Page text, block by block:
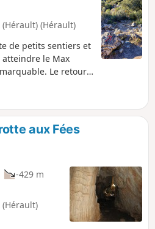
(Hérault)
de petits sentiers et
le Max
Le retour
Fées : une bonne
l'entrée sur
et
période de forte
aux Fées
-429 m